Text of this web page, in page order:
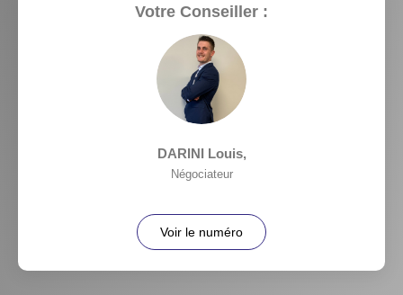
Votre Conseiller :
DARINI Louis,
Négociateur
Voir le numéro